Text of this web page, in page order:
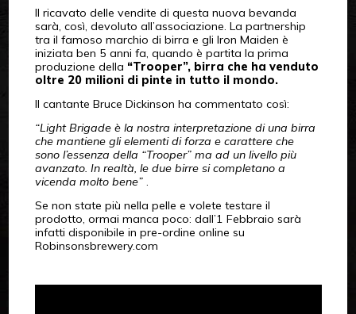
Il ricavato delle vendite di questa nuova bevanda
sarà, così, devoluto all’associazione. La partnership
tra il famoso marchio di birra e gli Iron Maiden è
iniziata ben 5 anni fa, quando è partita la prima
produzione della “Trooper”, birra che ha venduto
oltre 20 milioni di pinte in tutto il mondo.
Il cantante Bruce Dickinson ha commentato così:
“Light Brigade è la nostra interpretazione di una birra
che mantiene gli elementi di forza e carattere che
sono l’essenza della “Trooper” ma ad un livello più
avanzato. In realtà, le due birre si completano a
vicenda molto bene” .
Se non state più nella pelle e volete testare il
prodotto, ormai manca poco: dall’1 Febbraio sarà
infatti disponibile in pre-ordine online su
Robinsonsbrewery.com